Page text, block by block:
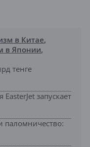
в Китае,
в Японии,
тенге
запускает
паломничество: